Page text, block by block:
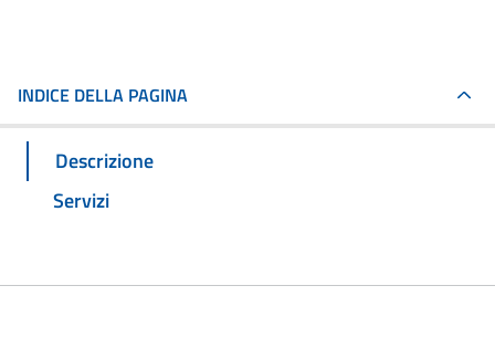
INDICE DELLA PAGINA
Descrizione
Servizi